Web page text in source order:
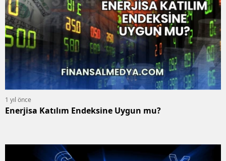
1 yıl önce
Enerjisa Katılım Endeksine Uygun mu?